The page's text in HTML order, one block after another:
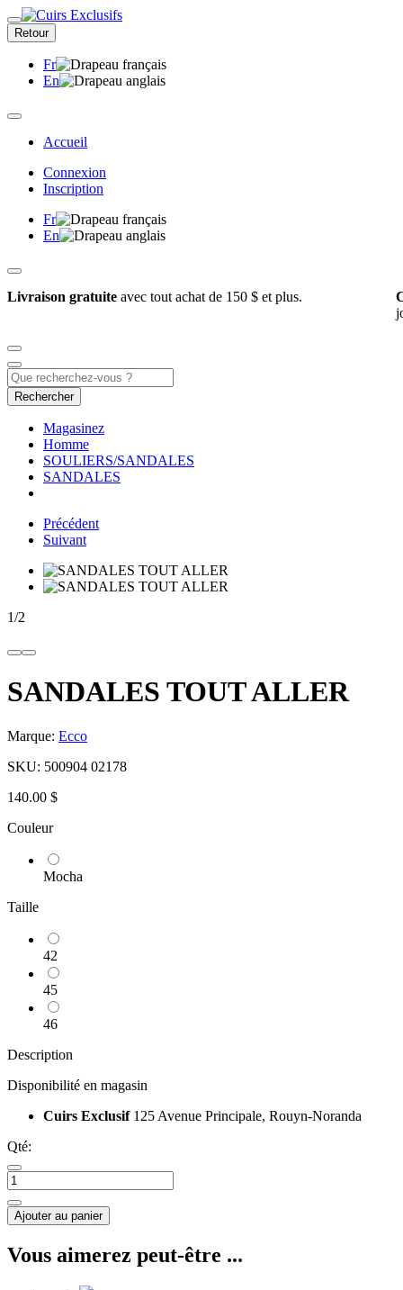
Retour
Fr
En
Accueil
Connexion
Inscription
Fr
En
Livraison gratuite avec tout achat de 150 $ et plus.
Rechercher
Magasinez
Homme
SOULIERS/SANDALES
SANDALES
Précédent
Suivant
1/2
SANDALES TOUT ALLER
Marque: Ecco
SKU: 500904 02178
140.00 $
Couleur
Mocha
Taille
42
45
46
Description
Disponibilité en magasin
Cuirs Exclusif 125 Avenue Principale, Rouyn-Noranda
Qté:
Ajouter au panier
Vous aimerez peut-être ...